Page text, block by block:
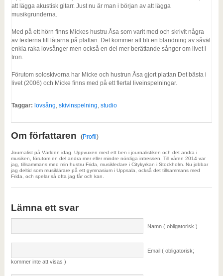
att lägga akustisk gitarr. Just nu är man i början av att lägga
musikgrunderna.
Med på ett hörn finns Mickes hustru Åsa som varit med och skrivit några
av texterna till låtarna på plattan. Det kommer att bli en blandning av såväl
enkla raka lovsånger men också en del mer berättande sånger om livet i
tron.
Förutom soloskivorna har Micke och hustrun Åsa gjort plattan Det bästa i
livet (2006) och Micke finns med på ett flertal liveinspelningar.
Taggar: lovsång, skivinspelning, studio
Om författaren (Profil )
Journalist på Världen idag. Uppvuxen med ett ben i journalistiken och det andra i
musiken, förutom en del andra mer eller mindre nördiga intressen. Till våren 2014 var
jag, tillsammans med min hustru Frida, musikledare i Citykyrkan i Stockholm. Nu jobbar
jag deltid som musiklärare på ett gymnasium i Uppsala, också det tillsammans med
Frida, och spelar så ofta jag får och kan.
Lämna ett svar
Namn ( obligatorisk )
Email ( obligatorisk;
kommer inte att visas )